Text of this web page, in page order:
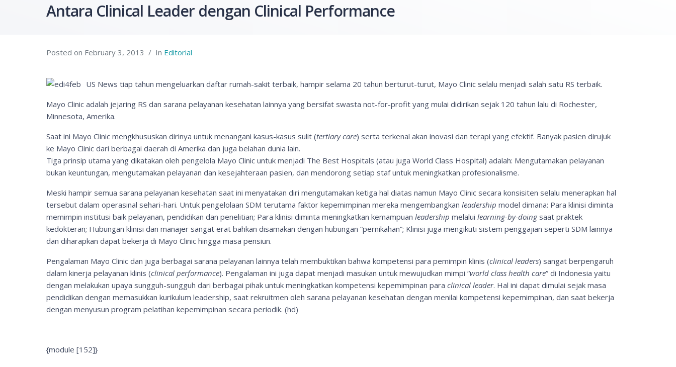
Antara Clinical Leader dengan Clinical Performance
Posted on February 3, 2013 In Editorial
US News tiap tahun mengeluarkan daftar rumah-sakit terbaik, hampir selama 20 tahun berturut-turut, Mayo Clinic selalu menjadi salah satu RS terbaik.
Mayo Clinic adalah jejaring RS dan sarana pelayanan kesehatan lainnya yang bersifat swasta not-for-profit yang mulai didirikan sejak 120 tahun lalu di Rochester,
Minnesota, Amerika.
Saat ini Mayo Clinic mengkhususkan dirinya untuk menangani kasus-kasus sulit (tertiary care) serta terkenal akan inovasi dan terapi yang efektif. Banyak pasien dirujuk
ke Mayo Clinic dari berbagai daerah di Amerika dan juga belahan dunia lain.
Tiga prinsip utama yang dikatakan oleh pengelola Mayo Clinic untuk menjadi The Best Hospitals (atau juga World Class Hospital) adalah: Mengutamakan pelayanan
bukan keuntungan, mengutamakan pelayanan dan kesejahteraan pasien, dan mendorong setiap staf untuk meningkatkan profesionalisme.
Meski hampir semua sarana pelayanan kesehatan saat ini menyatakan diri mengutamakan ketiga hal diatas namun Mayo Clinic secara konsisiten selalu menerapkan hal
tersebut dalam operasinal sehari-hari. Untuk pengelolaan SDM terutama faktor kepemimpinan mereka mengembangkan leadership model dimana: Para klinisi diminta
memimpin institusi baik pelayanan, pendidikan dan penelitian; Para klinisi diminta meningkatkan kemampuan leadership melalui learning-by-doingsaat praktek
kedokteran; Hubungan klinisi dan manajer sangat erat bahkan disamakan dengan hubungan “pernikahan”; Klinisi juga mengikuti sistem penggajian seperti SDM lainnya
dan diharapkan dapat bekerja di Mayo Clinic hingga masa pensiun.
Pengalaman Mayo Clinic dan juga berbagai sarana pelayanan lainnya telah membuktikan bahwa kompetensi para pemimpin klinis (clinical leaders) sangat berpengaruh
dalam kinerja pelayanan klinis (clinical performance). Pengalaman ini juga dapat menjadi masukan untuk mewujudkan mimpi “world class health care” di Indonesia yaitu
dengan melakukan upaya sungguh-sungguh dari berbagai pihak untuk meningkatkan kompetensi kepemimpinan para clinical leader. Hal ini dapat dimulai sejak masa
pendidikan dengan memasukkan kurikulum leadership, saat rekruitmen oleh sarana pelayanan kesehatan dengan menilai kompetensi kepemimpinan, dan saat bekerja
dengan menyusun program pelatihan kepemimpinan secara periodik. (hd)
{module [152]}